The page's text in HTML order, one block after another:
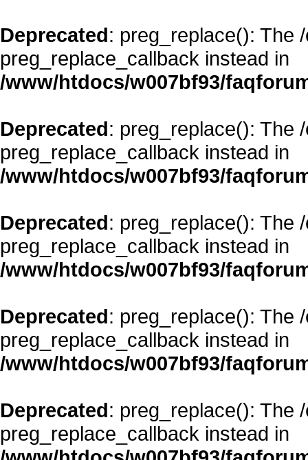
Deprecated: preg_replace(): The
preg_replace_callback instead in
/www/htdocs/w007bf93/
Deprecated: preg_replace(): The
preg_replace_callback instead in
/www/htdocs/w007bf93/
Deprecated: preg_replace(): The
preg_replace_callback instead in
/www/htdocs/w007bf93/
Deprecated: preg_replace(): The
preg_replace_callback instead in
/www/htdocs/w007bf93/
Deprecated: preg_replace(): The
preg_replace_callback instead in